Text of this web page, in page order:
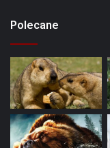
Polecane